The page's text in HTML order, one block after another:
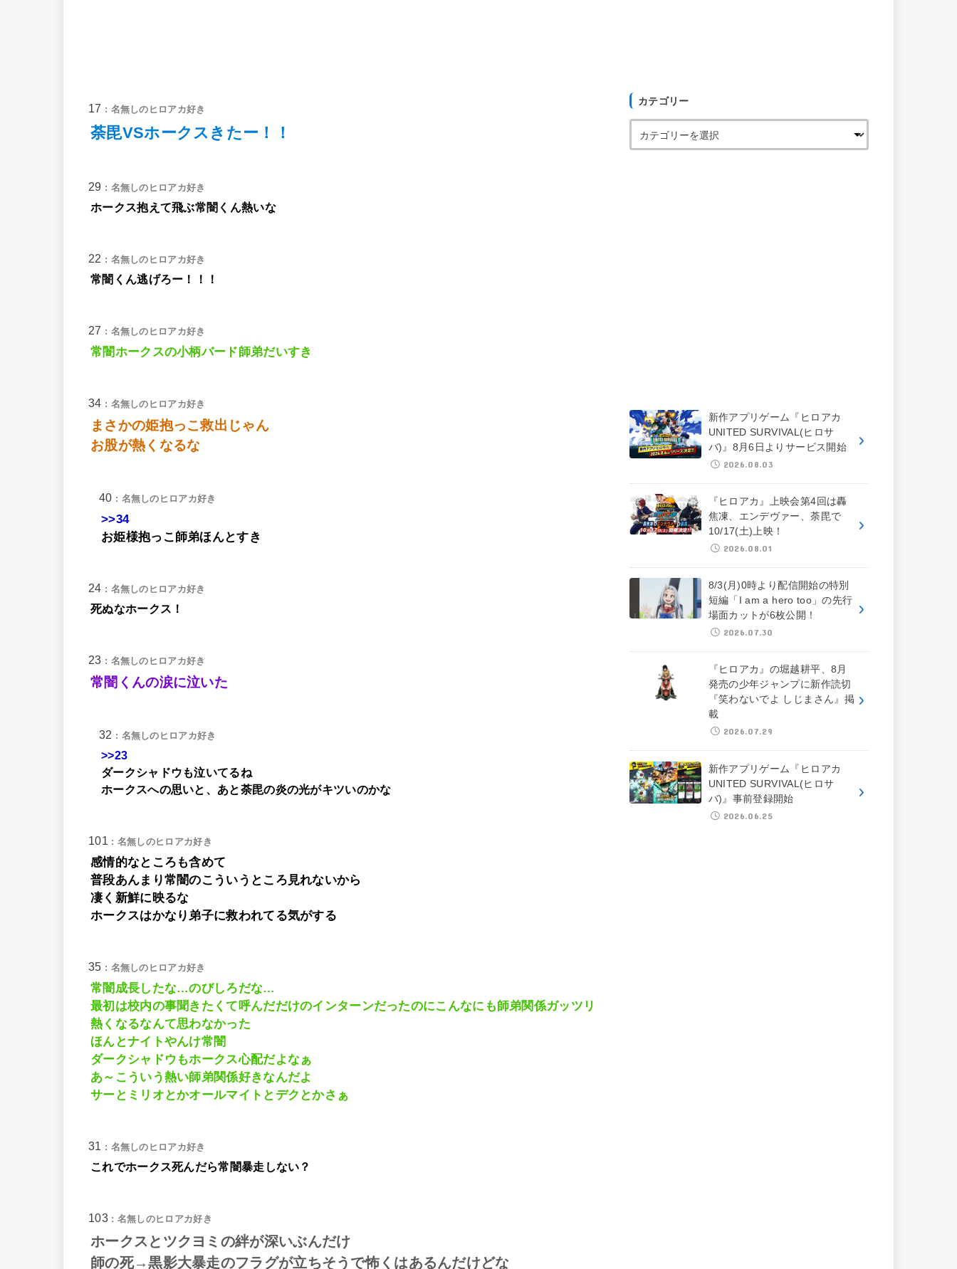
17 : 名無しのヒロアカ好き
荼毘VSホークスきたー！！
29 : 名無しのヒロアカ好き
ホークス抱えて飛ぶ常闇くん熱いな
22 : 名無しのヒロアカ好き
常闇くん逃げろー！！！
27 : 名無しのヒロアカ好き
常闇ホークスの小柄バード師弟だいすき
34 : 名無しのヒロアカ好き
まさかの姫抱っこ救出じゃん
お股が熱くなるな
40 : 名無しのヒロアカ好き
>>34
お姫様抱っこ師弟ほんとすき
24 : 名無しのヒロアカ好き
死ぬなホークス！
23 : 名無しのヒロアカ好き
常闇くんの涙に泣いた
32 : 名無しのヒロアカ好き
>>23
ダークシャドウも泣いてるね
ホークスへの思いと、あと荼毘の炎の光がキツいのかな
101 : 名無しのヒロアカ好き
感情的なところも含めて
普段あんまり常闇のこういうところ見れないから
凄く新鮮に映るな
ホークスはかなり弟子に救われてる気がする
35 : 名無しのヒロアカ好き
常闇成長したな…のびしろだな…
最初は校内の事聞きたくて呼んだだけのインターンだったのにこんなにも師弟関係ガッツリ
熱くなるなんて思わなかった
ほんとナイトやんけ常闇
ダークシャドウもホークス心配だよなぁ
あ～こういう熱い師弟関係好きなんだよ
サーとミリオとかオールマイトとデクとかさぁ
31 : 名無しのヒロアカ好き
これでホークス死んだら常闇暴走しない？
103 : 名無しのヒロアカ好き
ホークスとツクヨミの絆が深いぶんだけ
師の死→黒影大暴走のフラグが立ちそうで怖くはあるんだけどな
カテゴリー
新作アプリゲーム『ヒロアカ
UNITED SURVIVAL(ヒロサ
バ)』8月6日よりサービス開始
2026.08.03
『ヒロアカ』上映会第4回は轟
焦凍、エンデヴァー、荼毘で
10/17(土)上映！
2026.08.01
8/3(月)0時より配信開始の特別
短編「I am a hero too」の先行
場面カットが6枚公開！
2026.07.30
『ヒロアカ』の堀越耕平、8月
発売の少年ジャンプに新作読切
『笑わないでよ しじまさん』掲
載
2026.07.29
新作アプリゲーム『ヒロアカ
UNITED SURVIVAL(ヒロサ
バ)』事前登録開始
2026.06.25